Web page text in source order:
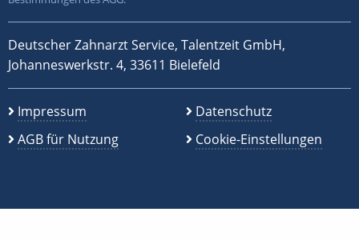
Deutscher Zahnarzt Service, Talentzeit GmbH,
Johanneswerkstr. 4, 33611 Bielefeld
Impressum
AGB für Nutzung
Datenschutz
Cookie-Einstellungen